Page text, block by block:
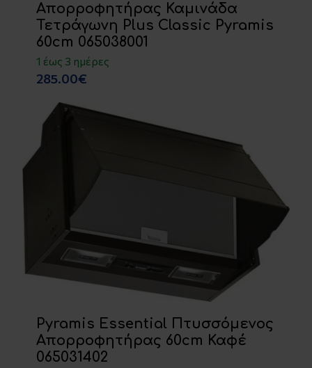
Απορροφητήρας Καμινάδα
Τετράγωνη Plus Classic Pyramis
60cm 065038001
1 έως 3 ημέρες
285.00€
Pyramis Essential Πτυσσόμενος
Απορροφητήρας 60cm Καφέ
065031402